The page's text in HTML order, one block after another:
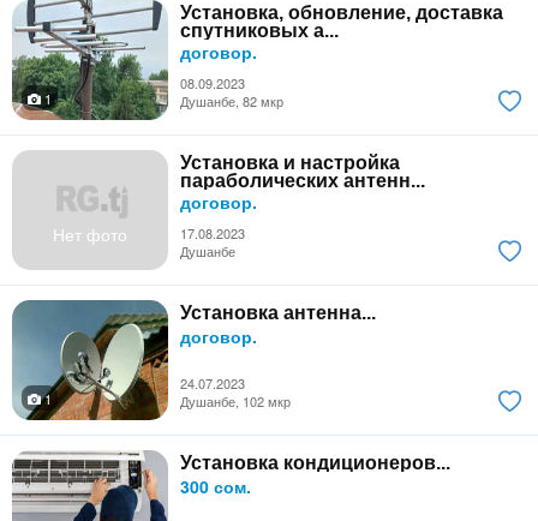
Установка, обновление, доставка
спутниковых а...
договор.
08.09.2023
1
Душанбе, 82 мкр
Нет фото
Установка и настройка
параболических антенн...
договор.
17.08.2023
Душанбе
Установка антенна...
договор.
24.07.2023
1
Душанбе, 102 мкр
Установка кондиционеров...
300 сом.